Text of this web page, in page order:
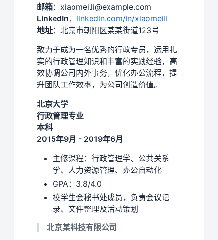
邮箱：xiaomei.li@example.com
LinkedIn ： linkedin.com/in/xiaomeili
地址：北京市朝阳区某某街道123号
致力于成为一名优秀的行政专员，运用扎
实的行政管理知识和丰富的实践经验，高
效协调公司内外事务，优化办公流程，提
升团队工作效率，为公司创造价值。
北京大学
行政管理专业
本科
2015年9月 - 2019年6月
主修课程：行政管理学、公共关系
学、人力资源管理、办公自动化
GPA：3.8/4.0
校学生会秘书处成员，负责会议记
录、文件整理及活动策划
北京某科技有限公司